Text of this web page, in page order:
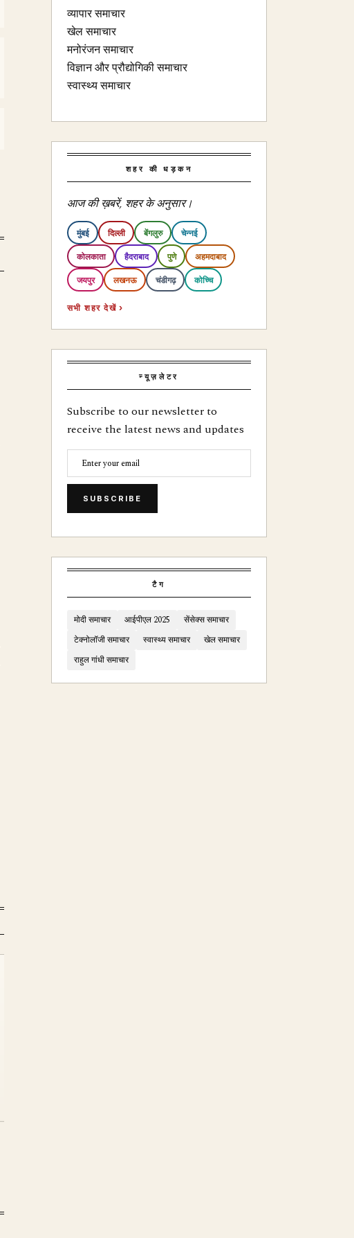
व्यापार समाचार
खेल समाचार
मनोरंजन समाचार
विज्ञान और प्रौद्योगिकी समाचार
स्वास्थ्य समाचार
शहर की धड़कन
आज की ख़बरें, शहर के अनुसार।
मुंबई दिल्ली बेंगलुरु चेन्नई
कोलकाता हैदराबाद पुणे अहमदाबाद
जयपुर लखनऊ चंडीगढ़ कोच्चि
सभी शहर देखें ›
न्यूज़लेटर
Subscribe to our newsletter to
receive the latest news and updates
SUBSCRIBE
टैग
मोदी समाचार आईपीएल 2025
सेंसेक्स समाचार
टेक्नोलॉजी समाचार
स्वास्थ्य समाचार
खेल समाचार
राहुल गांधी समाचार